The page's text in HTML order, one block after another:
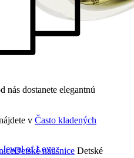
Jewel of Love.
dostanete elegantnú
v Často kladených
Detské náušnice Detské